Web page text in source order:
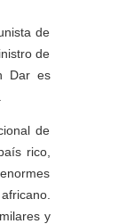
de
de
Dar es
de
rico,
y